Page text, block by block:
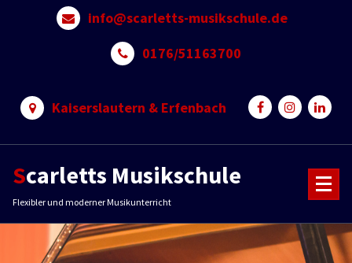
info@scarletts-musikschule.de
0176/51163700
Kaiserslautern & Erfenbach
Scarletts Musikschule
Flexibler und moderner Musikunterricht